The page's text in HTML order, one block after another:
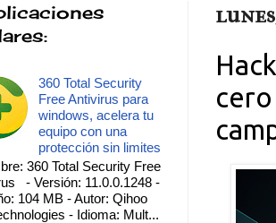
360 Total Security
Free Antivirus para
windows, acelera tu
equipo con una
protección sin limites
360 Total Security Free
- Versión: 11.0.0.1248 -
104 MB - Autor: Qihoo
- Idioma: Mult...